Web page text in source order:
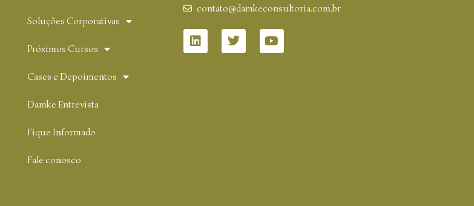
Soluções Corporativas
Próximos Cursos
Cases e Depoimentos
Damke Entrevista
Fique Informado
Fale conosco
contato@damkeconsultoria.com.br